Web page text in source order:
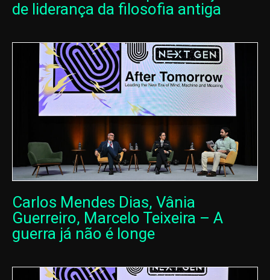
de liderança da filosofia antiga
Carlos Mendes Dias, Vânia
Guerreiro, Marcelo Teixeira – A
guerra já não é longe